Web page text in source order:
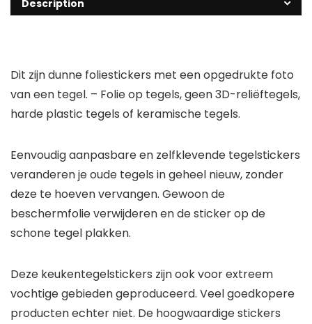
Description
Dit zijn dunne foliestickers met een opgedrukte foto
van een tegel. – Folie op tegels, geen 3D-reliëftegels,
harde plastic tegels of keramische tegels.
Eenvoudig aanpasbare en zelfklevende tegelstickers
veranderen je oude tegels in geheel nieuw, zonder
deze te hoeven vervangen. Gewoon de
beschermfolie verwijderen en de sticker op de
schone tegel plakken.
Deze keukentegelstickers zijn ook voor extreem
vochtige gebieden geproduceerd. Veel goedkopere
producten echter niet. De hoogwaardige stickers